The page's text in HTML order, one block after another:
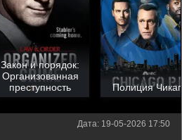
Закон и порядок:
Организованная
преступность
Полиция
Дата: 19-05-2026 17:50